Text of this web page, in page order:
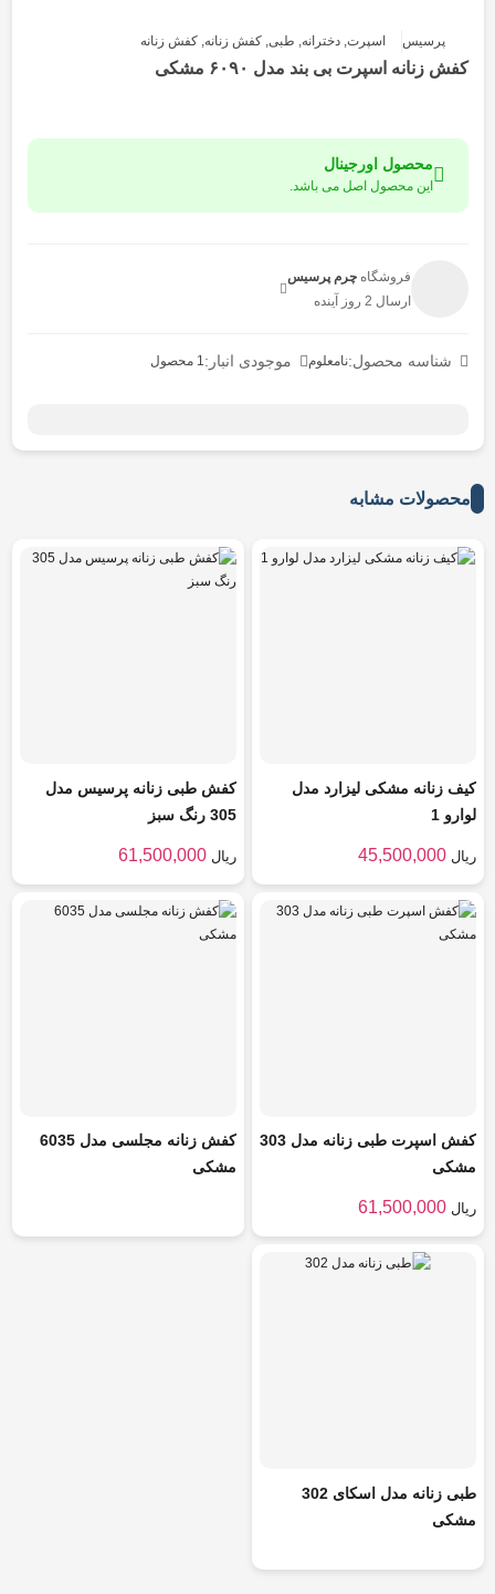
پرسیس اسپرت,دخترانه, طبی,کفش زنانه,کفش زنانه
کفش زنانه اسپرت بی بند مدل ۶۰۹۰ مشکی
محصول اورجینال
این محصول اصل می باشد.
فروشگاهچرم پرسیس
ارسال 2 روز آینده
شناسه محصول:نامعلوم موجودی انبار:1 محصول
محصولات مشابه
کیف زنانه مشکی لیزارد مدل
لوارو 1
45,500,000 ریال
کفش طبی زنانه پرسیس مدل
305 رنگ سبز
61,500,000 ریال
کفش اسپرت طبی زنانه مدل 303
مشکی
61,500,000 ریال
کفش زنانه مجلسی مدل 6035
مشکی
طبی زنانه مدل اسکای 302
مشکی